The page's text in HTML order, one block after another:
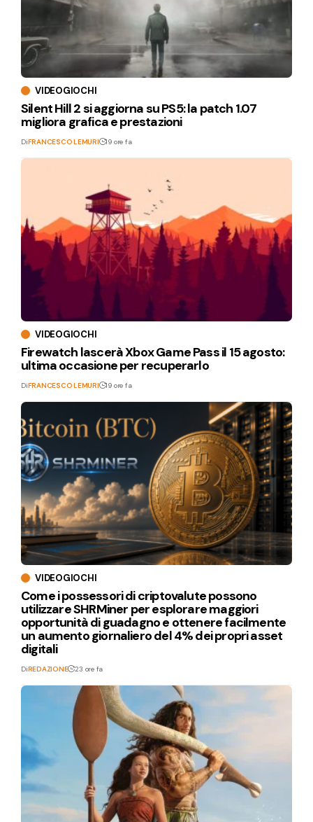
VIDEOGIOCHI
Silent Hill 2 si aggiorna su PS5: la patch 1.07
migliora grafica e prestazioni
DiFRANCESCO LEMURI 19 ore fa
VIDEOGIOCHI
Firewatch lascerà Xbox Game Pass il 15 agosto:
ultima occasione per recuperarlo
DiFRANCESCO LEMURI 19 ore fa
VIDEOGIOCHI
Come i possessori di criptovalute possono
utilizzare SHRMiner per esplorare maggiori
opportunità di guadagno e ottenere facilmente
un aumento giornaliero del 4% dei propri asset
digitali
DiREDAZIONE 23 ore fa